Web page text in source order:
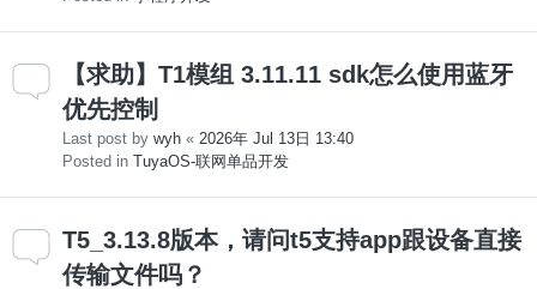
【求助】T1模组 3.11.11 sdk怎么使用蓝牙
优先控制
Last post by wyh « 2026年 Jul 13日 13:40
Posted in TuyaOS-联网单品开发
T5_3.13.8版本，请问t5支持app跟设备直接
传输文件吗？